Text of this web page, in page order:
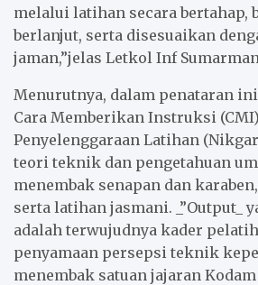
melalui latihan secara bertahap,
berlanjut, serta disesuaikan
jaman,”jelas Letkol Inf
Menurutnya, dalam penataran
Cara Memberikan Instruksi
Penyelenggaraan Latihan
teori teknik dan pengetahuan
menembak senapan dan
serta latihan jasmani. _”Output_
adalah terwujudnya kader
penyamaan persepsi teknik
menembak satuan jajaran Kodam